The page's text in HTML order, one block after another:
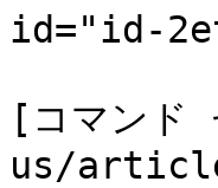
id="id-
[コマン
us/